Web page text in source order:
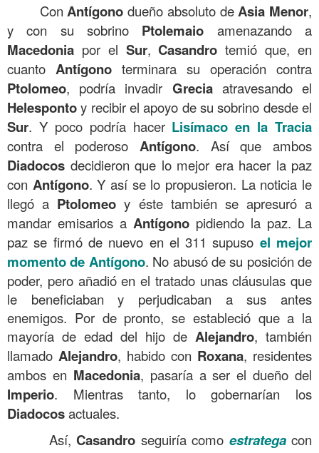
Con Antígono dueño absoluto de Asia Menor,
y con su sobrino Ptolemaio amenazando a
Macedonia por el Sur,Casandro temió que, en
cuanto Antígono terminara su operación contra
Ptolomeo, podría invadir Greciaatravesando el
Helespontoy recibir el apoyo de su sobrino desde el
Sur. Y poco podría hacer Lisímaco en la Tracia
contra el poderoso Antígono. Así que ambos
Diadocos decidieron que lo mejor era hacer la paz
con Antígono. Y así se lo propusieron. La noticia le
llegó a Ptolomeo y éste también se apresuró a
mandar emisarios a Antígono pidiendo la paz. La
paz se firmó de nuevo en el 311 supuso el mejor
momento de Antígono. No abusó de su posición de
poder, pero añadió en el tratado unas cláusulas que
le beneficiaban y perjudicaban a sus antes
enemigos. Por de pronto, se estableció que a la
mayoría de edad del hijo de Alejandro, también
llamado Alejandro, habido con Roxana, residentes
ambos en Macedonia, pasaría a ser el dueño del
Imperio. Mientras tanto, lo gobernarían los
Diadocosactuales.
Así,Casandro seguiría como estratega con